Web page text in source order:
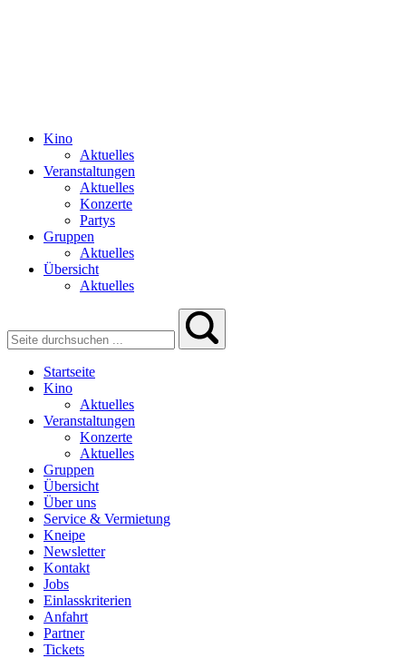
Kino
Aktuelles
Veranstaltungen
Aktuelles
Konzerte
Partys
Gruppen
Aktuelles
Übersicht
Aktuelles
Startseite
Kino
Aktuelles
Veranstaltungen
Konzerte
Aktuelles
Gruppen
Übersicht
Über uns
Service & Vermietung
Kneipe
Newsletter
Kontakt
Jobs
Einlasskriterien
Anfahrt
Partner
Tickets